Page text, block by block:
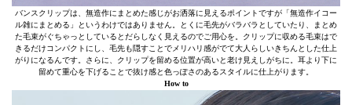
バンスクリップは、無造作にまとめた感じがお洒落に見えるポイントですが「無造作イコー
ル雑にまとめる」というわけではありません。とくに毛先がバラバラとしていたり、まとめ
た毛束がぐちゃっとしているとだらしなく見えるのでご用心を。クリップに収める毛束はで
きるだけコンパクトにし、毛先も隠すことでメリハリ感がでて大人らしいきちんとした仕上
がりになるんです。さらに、クリップを留める位置が高いと老け見えしがちに。耳より下に
留めて重心を下げることで抜け感と色っぽさのあるスタイルに仕上がります。
How to